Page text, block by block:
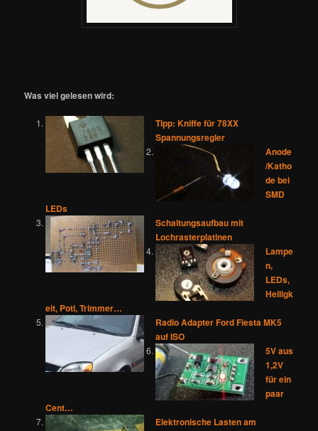
Was viel gelesen wird:
Tipp: Kniffe für 78XX
Spannungsregler
Anode
/Katho
de bei
SMD
LEDs
Schaltungsaufbau mit
Lochrasterplatinen
Lampe
n,
LEDs,
Helligk
eit, Poti, Trimmer…
Radio Adapter Ford Fiesta MK5
auf ISO
5V aus
1,2V
für ein
paar
Cent…
Elektronische Lasten am